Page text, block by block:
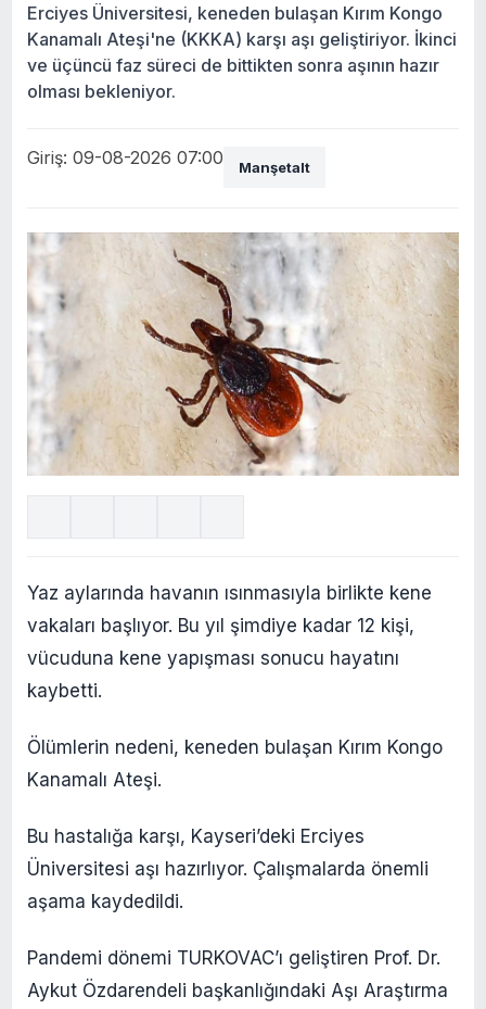
Erciyes Üniversitesi, keneden bulaşan Kırım Kongo
Kanamalı Ateşi'ne (KKKA) karşı aşı geliştiriyor. İkinci
ve üçüncü faz süreci de bittikten sonra aşının hazır
olması bekleniyor.
Giriş: 09-08-2026 07:00 Manşetalt
Yaz aylarında havanın ısınmasıyla birlikte kene
vakaları başlıyor. Bu yıl şimdiye kadar 12 kişi,
vücuduna kene yapışması sonucu hayatını
kaybetti.
Ölümlerin nedeni, keneden bulaşan Kırım Kongo
Kanamalı Ateşi.
Bu hastalığa karşı, Kayseri’deki Erciyes
Üniversitesi aşı hazırlıyor. Çalışmalarda önemli
aşama kaydedildi.
Pandemi dönemi TURKOVAC’ı geliştiren Prof. Dr.
Aykut Özdarendeli başkanlığındaki Aşı Araştırma